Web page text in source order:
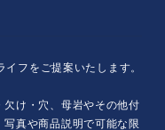
フをご提案いたします。
け・穴、母岩やその他付
真や商品説明で可能な限